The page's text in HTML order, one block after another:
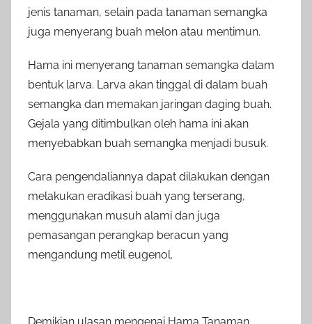
jenis tanaman, selain pada tanaman semangka
juga menyerang buah melon atau mentimun.
Hama ini menyerang tanaman semangka dalam
bentuk larva. Larva akan tinggal di dalam buah
semangka dan memakan jaringan daging buah.
Gejala yang ditimbulkan oleh hama ini akan
menyebabkan buah semangka menjadi busuk.
Cara pengendaliannya dapat dilakukan dengan
melakukan eradikasi buah yang terserang,
menggunakan musuh alami dan juga
pemasangan perangkap beracun yang
mengandung metil eugenol.
Demikian ulasan mengenai Hama Tanaman